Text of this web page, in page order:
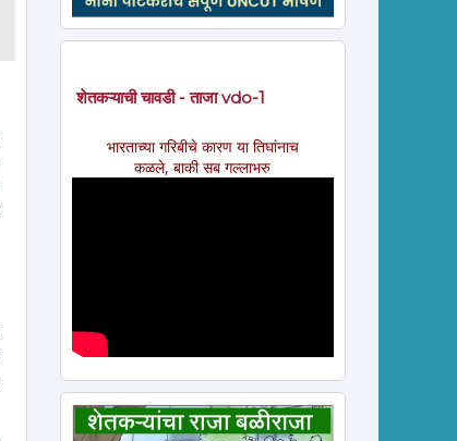
शेतकऱ्याची चावडी - ताजा vdo-1
भारताच्या गरिबीचे कारण या तिघांनाच
कळले, बाकी सब गल्लाभरु